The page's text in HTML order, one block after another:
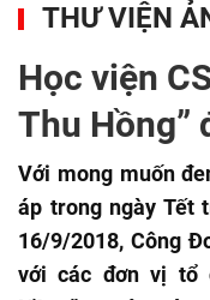
THƯ VIỆN
Học viện
Thu Hồng”
Với mong muốn
áp trong ngày Tết
16/9/2018, Công
với các đơn vị tổ